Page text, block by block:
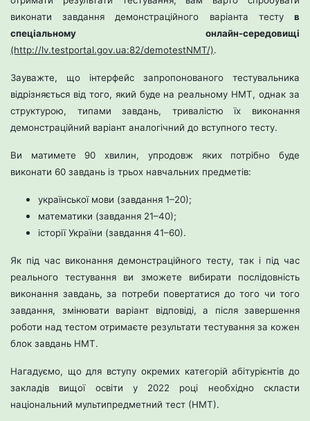
виконати завдання демонстраційного варіанта тесту в
спеціальному онлайн-середовищі
(http://lv.testportal.gov.ua:82/demotestNMT/).
Зауважте, що інтерфейс запропонованого тестувальника
відрізняється від того, який буде на реальному НМТ, однак за
структурою, типами завдань, тривалістю їх виконання
демонстраційний варіант аналогічний до вступного тесту.
Ви матимете 90 хвилин, упродовж яких потрібно буде
виконати 60 завдань із трьох навчальних предметів:
української мови (завдання 1–20);
математики (завдання 21–40);
історії України (завдання 41–60).
Як під час виконання демонстраційного тесту, так і під час
реального тестування ви зможете вибирати послідовність
виконання завдань, за потреби повертатися до того чи того
завдання, змінювати варіант відповіді, а після завершення
роботи над тестом отримаєте результати тестування за кожен
блок завдань НМТ.
Нагадуємо, що для вступу окремих категорій абітурієнтів до
закладів вищої освіти у 2022 році необхідно скласти
національний мультипредметний тест (НМТ).